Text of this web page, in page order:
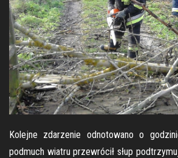
Kolejne zdarzenie odnotowano o
podmuch wiatru przewrócił słup